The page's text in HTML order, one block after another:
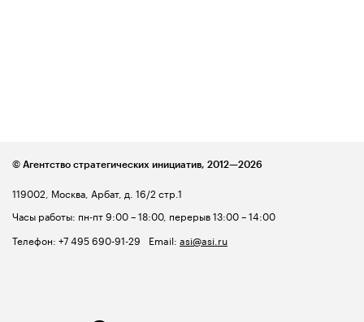
119002, Москва, Арбат, д. 16/2 стр.1
Часы работы: пн-пт 9:00 – 18:00, перерыв 13:00 – 14:00
Телефон: +7 495 690-91-29 Email: asi@asi.ru
© Агентство стратегических инициатив, 2012—2026